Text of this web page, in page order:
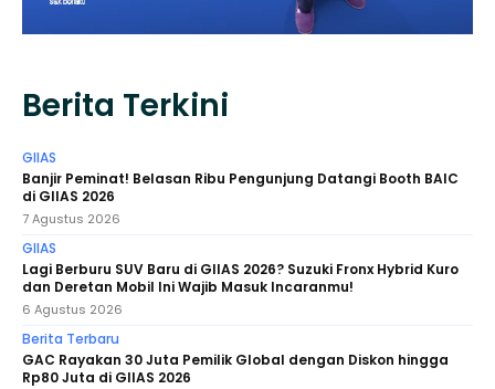
Berita Terkini
GIIAS
Banjir Peminat! Belasan Ribu Pengunjung Datangi Booth BAIC
di GIIAS 2026
7 Agustus 2026
GIIAS
Lagi Berburu SUV Baru di GIIAS 2026? Suzuki Fronx Hybrid Kuro
dan Deretan Mobil Ini Wajib Masuk Incaranmu!
6 Agustus 2026
Berita Terbaru
GAC Rayakan 30 Juta Pemilik Global dengan Diskon hingga
Rp80 Juta di GIIAS 2026